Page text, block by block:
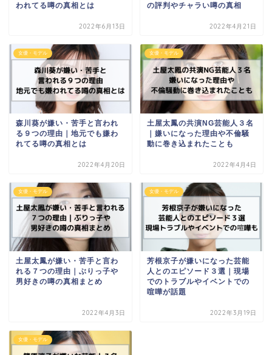
われてる噂の真相とは
2022年6月13日
の評判やチャラい噂の真相
2022年4月21日
女優・モデル
森川葵が嫌い・苦手と言われ
る９つの理由｜地元でも嫌わ
れてる噂の真相とは
2022年4月20日
女優・モデル
土屋太鳳の共演NG芸能人３名
｜嫌いになった理由や不倫騒
動に巻き込まれたことも
2022年4月4日
女優・モデル
土屋太鳳が嫌い・苦手と言わ
れる７つの理由｜ぶりっ子や
男好きの噂の真相まとめ
2022年4月3日
女優・モデル
芳根京子が嫌いになった芸能
人とのエピソード３選｜現場
でのトラブルやイベントでの
喧嘩が話題
2022年3月19日
女優・モデル